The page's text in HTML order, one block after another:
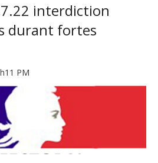
interdiction
durant fortes
PM